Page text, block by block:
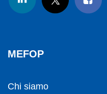
MEFOP
Chi siamo